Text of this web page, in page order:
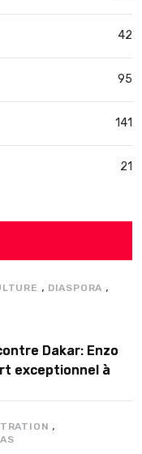
42
95
141
21
, DIASPORA ,
Dakar: Enzo
exceptionnel à
,